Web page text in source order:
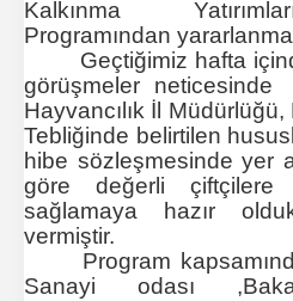
Kalkınma
Programından
Geçtiğimiz hafta
görüşmeler neticesinde
Hayvancılık İl Müdürlüğü,
Tebliğinde belirtilen
hibe sözleşmesinde yer
göre değerli çiftçilere
sağlamaya hazır
vermiştir.
Program
Sanayi odası ,